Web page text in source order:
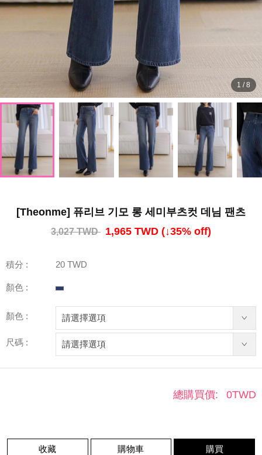
1 /8
[Theonme] 퓨리브 기모 롱 세미부츠컷 데님 팬츠
3,027 TWD 1,965 TWD (↓35% off)
積分 : 20 TWD
顏色 :
顏色 :
尺碼 :
總購買價: 0TWD
收藏 購物車 購買